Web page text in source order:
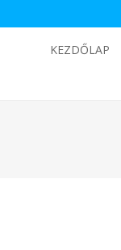
KEZDŐLAP